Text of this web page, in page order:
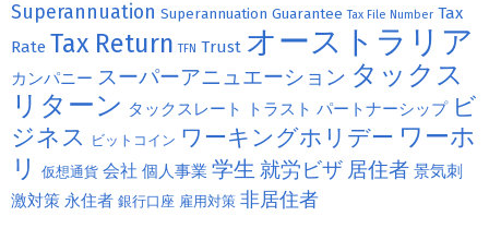
Superannuation Superannuation Guarantee Tax File Number Tax
Rate Tax Return TFN Trust オーストラリア
カンパニー スーパーアニュエーション タックス
リターン タックスレート トラスト パートナーシップ ビ
ジネス
ビットコイン ワーキングホリデー ワーホ
リ
仮想通貨 会社 個人事業 学生 就労ビザ 居住者 景気刺
激対策 永住者 銀行口座 雇用対策 非居住者